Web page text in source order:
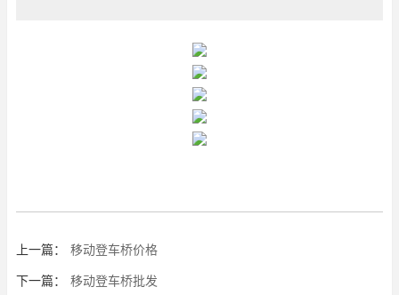
上一篇： 移动登车桥价格
下一篇： 移动登车桥批发